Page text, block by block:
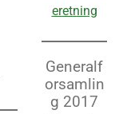
eretning
Generalf
orsamlin
g 2017